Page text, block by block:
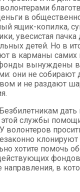
в
ящик-копилка,
увесистая пачка
детей. Но в
в карманы
вынуждены
они не собирают
и не раздают
дать
службы
волонтеров
хотите помочь
направления, в